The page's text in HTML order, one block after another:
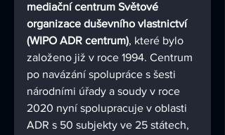
mediační centrum Světové
organizace duševního vlastnictví
(WIPO ADR centrum), které bylo
založeno již v roce 1994. Centrum
po navázání spolupráce s šesti
národními úřady a soudy v roce
2020 nyní spolupracuje v oblasti
ADR s 50 subjekty ve 25 státech,